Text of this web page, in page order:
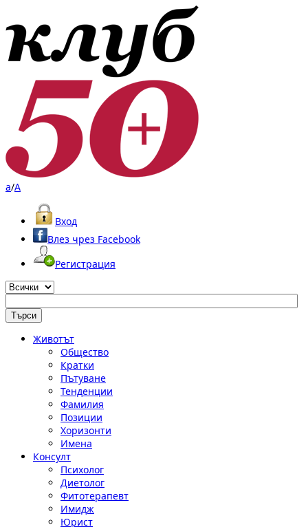
a/A
Вход
Влез чрез Facebook
Регистрация
Животът
Общество
Кратки
Пътуване
Тенденции
Фамилия
Позиции
Хоризонти
Имена
Консулт
Психолог
Диетолог
Фитотерапевт
Имидж
Юрист